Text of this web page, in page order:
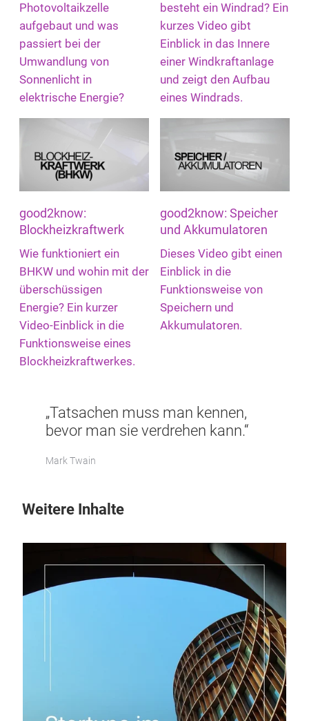
Photovoltaikzelle
aufgebaut und was
passiert bei der
Umwandlung von
Sonnenlicht in
elektrische Energie?
besteht ein Windrad? Ein
kurzes Video gibt
Einblick in das Innere
einer Windkraftanlage
und zeigt den Aufbau
eines Windrads.
good2know:
Blockheizkraftwerk
Wie funktioniert ein
BHKW und wohin mit der
überschüssigen
Energie? Ein kurzer
Video-Einblick in die
Funktionsweise eines
Blockheizkraftwerkes.
good2know: Speicher
und Akkumulatoren
Dieses Video gibt einen
Einblick in die
Funktionsweise von
Speichern und
Akkumulatoren.
„Tatsachen muss man kennen,
bevor man sie verdrehen kann.“
Mark Twain
Weitere Inhalte